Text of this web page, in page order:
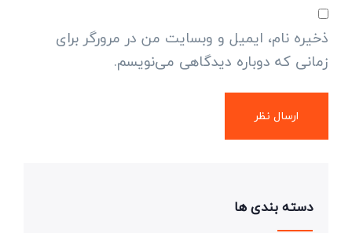
ذخیره نام، ایمیل و وبسایت من در مرورگر برای
زمانی که دوباره دیدگاهی می‌نویسم.
دسته بندی ها